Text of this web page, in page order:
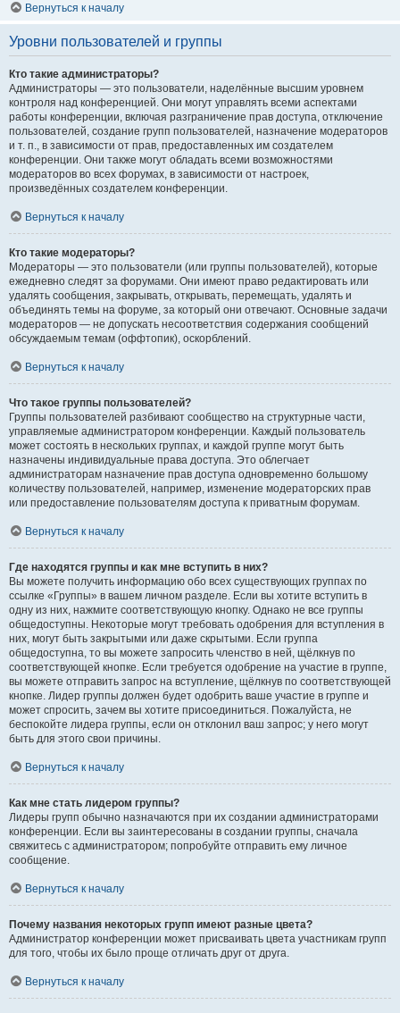
Вернуться к началу
Уровни пользователей и группы
Кто такие администраторы?
Администраторы — это пользователи, наделённые высшим уровнем
контроля над конференцией. Они могут управлять всеми аспектами
работы конференции, включая разграничение прав доступа, отключение
пользователей, создание групп пользователей, назначение модераторов
и т. п., в зависимости от прав, предоставленных им создателем
конференции. Они также могут обладать всеми возможностями
модераторов во всех форумах, в зависимости от настроек,
произведённых создателем конференции.
Вернуться к началу
Кто такие модераторы?
Модераторы — это пользователи (или группы пользователей), которые
ежедневно следят за форумами. Они имеют право редактировать или
удалять сообщения, закрывать, открывать, перемещать, удалять и
объединять темы на форуме, за который они отвечают. Основные задачи
модераторов — не допускать несоответствия содержания сообщений
обсуждаемым темам (оффтопик), оскорблений.
Вернуться к началу
Что такое группы пользователей?
Группы пользователей разбивают сообщество на структурные части,
управляемые администратором конференции. Каждый пользователь
может состоять в нескольких группах, и каждой группе могут быть
назначены индивидуальные права доступа. Это облегчает
администраторам назначение прав доступа одновременно большому
количеству пользователей, например, изменение модераторских прав
или предоставление пользователям доступа к приватным форумам.
Вернуться к началу
Где находятся группы и как мне вступить в них?
Вы можете получить информацию обо всех существующих группах по
ссылке «Группы» в вашем личном разделе. Если вы хотите вступить в
одну из них, нажмите соответствующую кнопку. Однако не все группы
общедоступны. Некоторые могут требовать одобрения для вступления в
них, могут быть закрытыми или даже скрытыми. Если группа
общедоступна, то вы можете запросить членство в ней, щёлкнув по
соответствующей кнопке. Если требуется одобрение на участие в группе,
вы можете отправить запрос на вступление, щёлкнув по соответствующей
кнопке. Лидер группы должен будет одобрить ваше участие в группе и
может спросить, зачем вы хотите присоединиться. Пожалуйста, не
беспокойте лидера группы, если он отклонил ваш запрос; у него могут
быть для этого свои причины.
Вернуться к началу
Как мне стать лидером группы?
Лидеры групп обычно назначаются при их создании администраторами
конференции. Если вы заинтересованы в создании группы, сначала
свяжитесь с администратором; попробуйте отправить ему личное
сообщение.
Вернуться к началу
Почему названия некоторых групп имеют разные цвета?
Администратор конференции может присваивать цвета участникам групп
для того, чтобы их было проще отличать друг от друга.
Вернуться к началу